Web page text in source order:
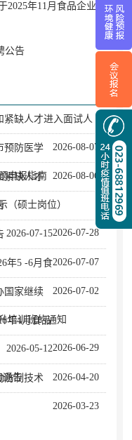
2025年11月食品企业标
公告
紧缺人才进入面试人
2026-08-07
预防医学
申报指南 2026-08-06
紧缺人才
（硕士岗位）
2026-07-28
2026-07-15
2026-07-07
年5 -6月食
2026-07-02
国家继续
培训班的通知
2026-06-29
年4月食品
2026-05-12
通告 2026-04-20
防制技术
2026-03-23